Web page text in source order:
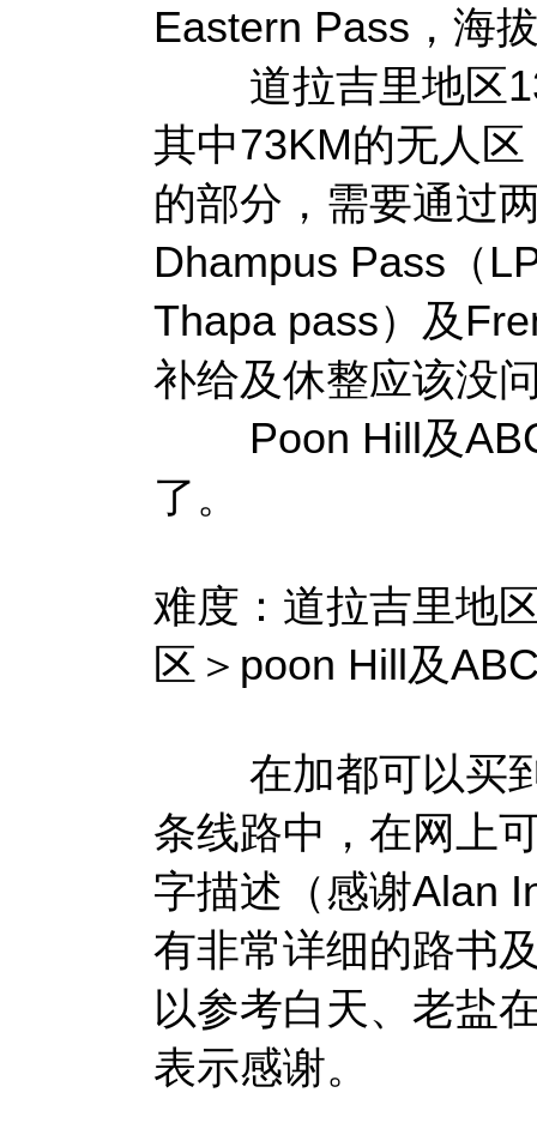
Eastern Pass，海
道拉吉里地区
其中73KM的无人
的部分，需要通过
Dhampus Pass（
Thapa pass）及
补给及休整应该没
Poon Hill及ABC
了。
难度：道拉吉里地
区＞poon Hill及
在加都可以买到
条线路中，在网上
字描述（感谢Alan
有非常详细的路书
以参考白天、老盐
表示感谢。